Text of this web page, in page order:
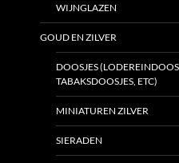
WIJNGLAZEN
GOUD EN ZILVER
DOOSJES
TABAKSDOOSJES, ETC)
MINIATUREN ZILVER
SIERADEN